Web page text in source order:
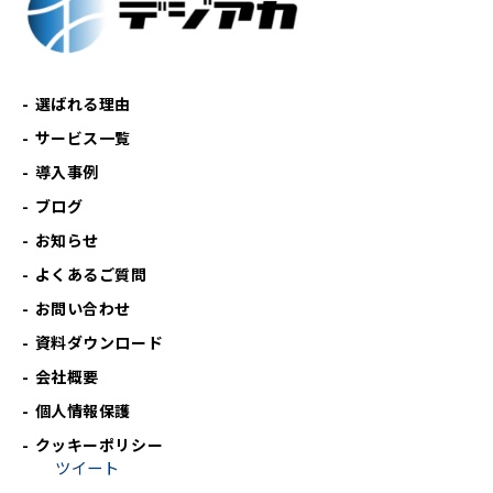
選ばれる理由
サービス一覧
導入事例
ブログ
お知らせ
よくあるご質問
お問い合わせ
資料ダウンロード
会社概要
個人情報保護
クッキーポリシー
ツイート